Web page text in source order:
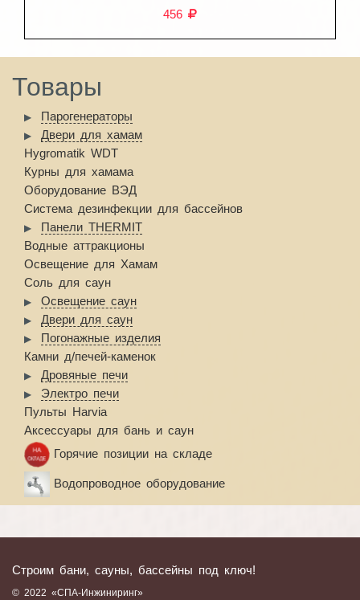
456
Товары
Парогенераторы
Двери для хамам
Hygromatik WDT
Курны для хамама
Оборудование ВЭД
Система дезинфекции для бассейнов
Панели THERMIT
Водные аттракционы
Освещение для Хамам
Соль для саун
Освещение саун
Двери для саун
Погонажные изделия
Камни д/печей-каменок
Дровяные печи
Электро печи
Пульты Harvia
Аксессуары для бань и саун
Горячие позиции на складе
Водопроводное оборудование
Строим бани, сауны, бассейны под ключ!
© 2022 «СПА-Инжиниринг»